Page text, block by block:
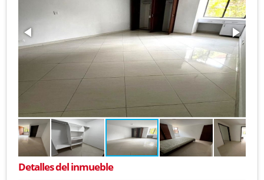
Detalles del inmueble